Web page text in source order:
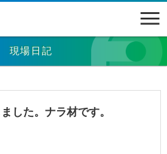
現場日記
した。ナラ材です。